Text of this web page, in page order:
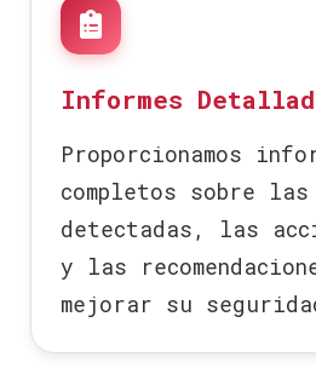
Informes
Proporcionamos
completos sobre las
detectadas, las
y las
mejorar su